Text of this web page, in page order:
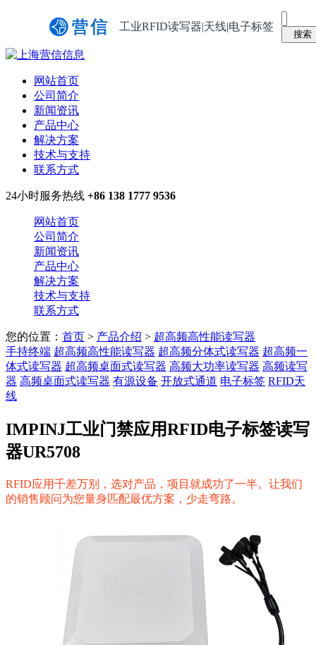
工业RFID读写器|天线|电子标签
网站首页
公司简介
新闻资讯
产品中心
解决方案
技术与支持
联系方式
24小时服务热线 +86 138 1777 9536
网站首页
公司简介
新闻资讯
产品中心
解决方案
技术与支持
联系方式
您的位置： 首页 > 产品介绍 > 超高频高性能读写器
手持终端 超高频高性能读写器 超高频分体式读写器 超高频一
体式读写器 超高频桌面式读写器 高频大功率读写器 高频读写
器 高频桌面式读写器 有源设备 开放式通道 电子标签 RFID天
线
IMPINJ工业门禁应用RFID电子标签读写
器UR5708
RFID应用千差万别，选对产品，项目就成功了一半。让我们
的销售顾问为您量身匹配最优方案，少走弯路。